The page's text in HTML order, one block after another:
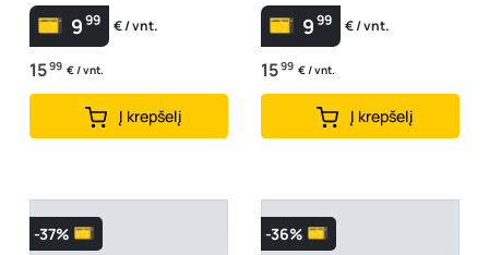
999 € / vnt.
1599 € / vnt.
Į krepšelį
999 € / vnt.
1599 € / vnt.
Į krepšelį
-37% -36%